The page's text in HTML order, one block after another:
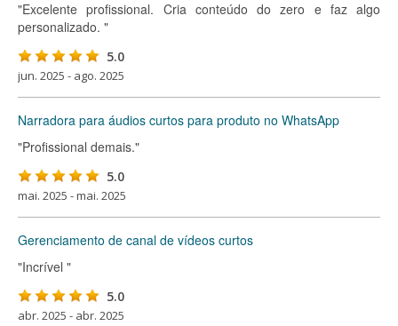
"Excelente profissional. Cria conteúdo do zero e faz algo
personalizado. "
5.0
jun. 2025 - ago. 2025
Narradora para áudios curtos para produto no WhatsApp
"Profissional demais."
5.0
mai. 2025 - mai. 2025
Gerenciamento de canal de vídeos curtos
"Incrível "
5.0
abr. 2025 - abr. 2025